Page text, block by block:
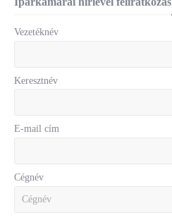
Vezetéknév
Keresztnév
E-mail cím
Cégnév